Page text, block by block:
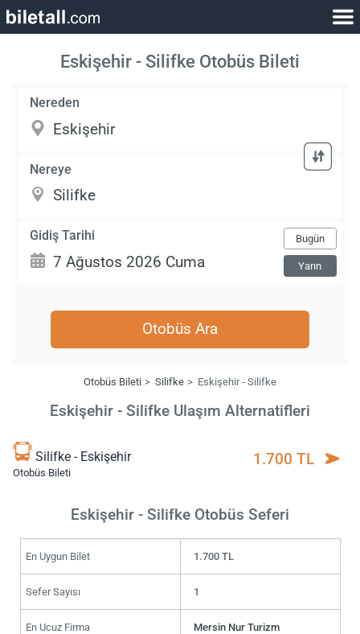
Eskişehir - Silifke Otobüs Bileti
Nereden
Nereye
Gidiş Tarihi Bugün
Yarın
Otobüs Ara
Otobüs Bileti Silifke Eskişehir - Silifke
Eskişehir - Silifke Ulaşım Alternatifleri
Silifke - Eskişehir
Otobüs Bileti
1.700 TL
Eskişehir - Silifke Otobüs Seferi
En Uygun Bilet 1.700 TL
Sefer Sayısı 1
En Ucuz Firma Mersin Nur Turizm